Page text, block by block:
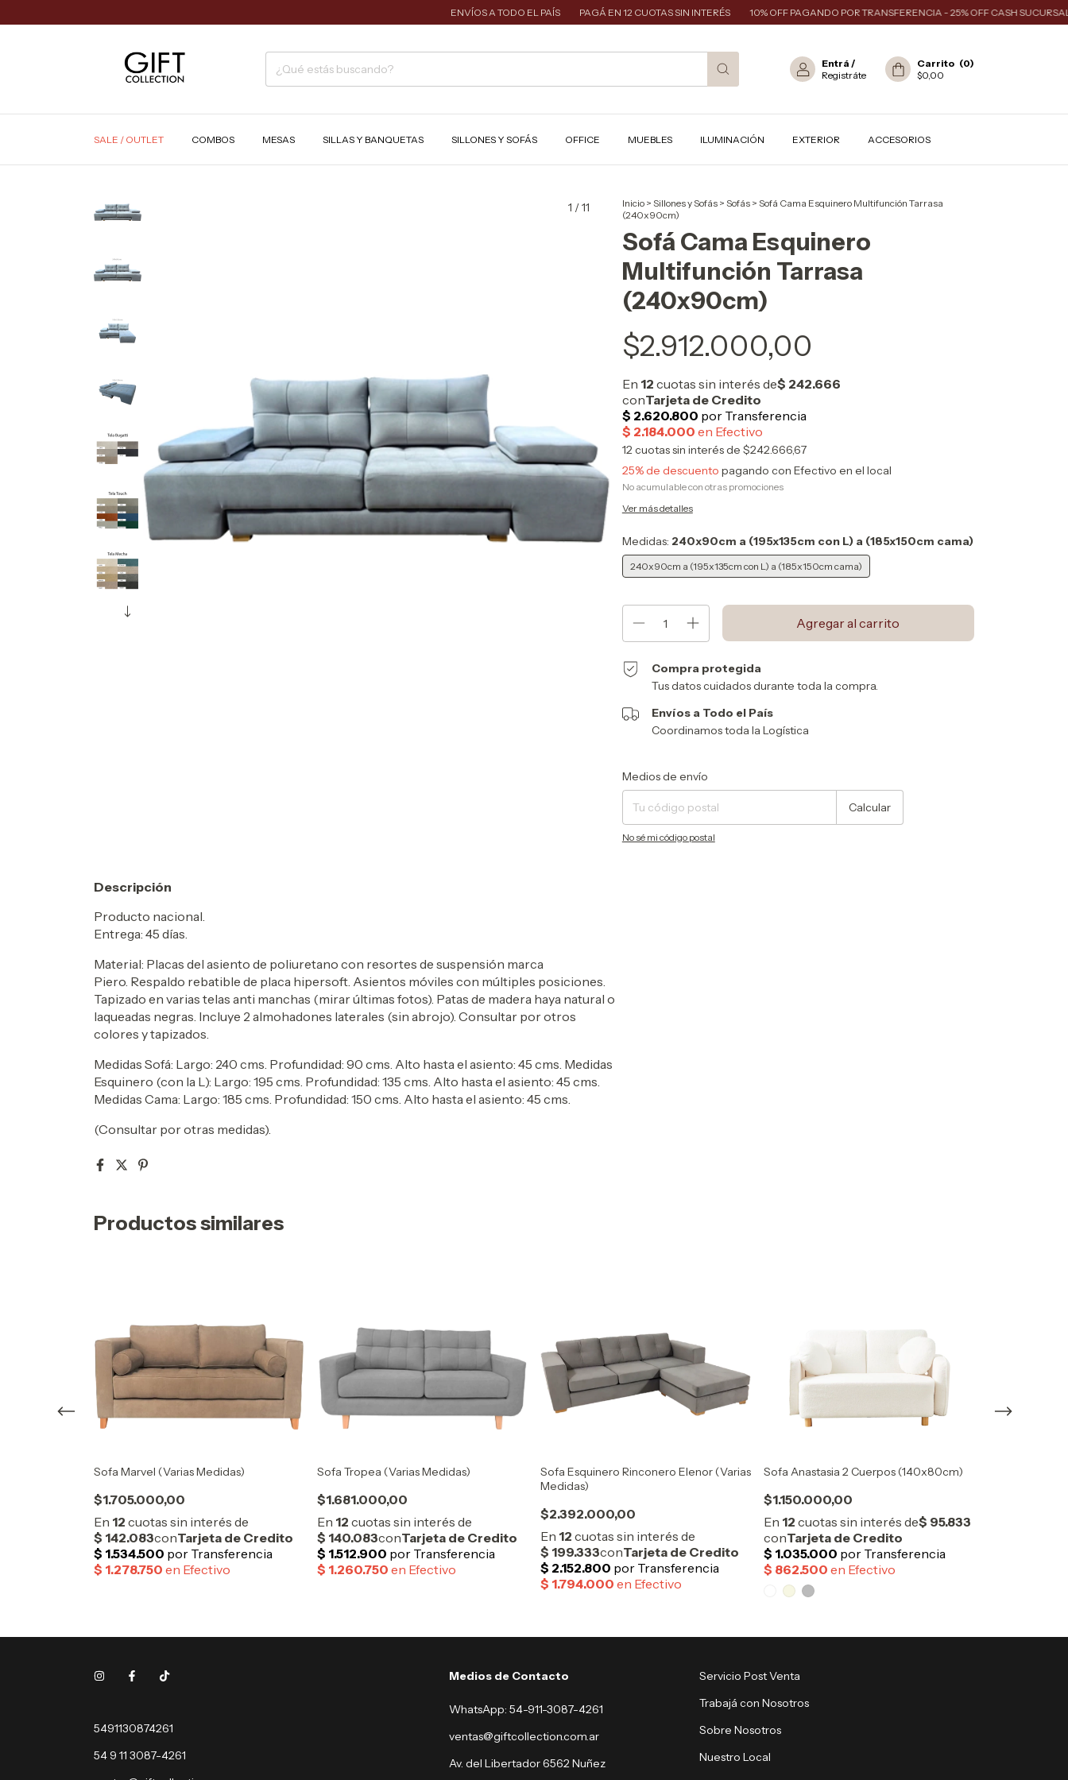
ENVÍOS A TODO EL PAÍS PAGÁ EN 12 CUOTAS SIN INTERÉS 10% OFF PAGANDO POR TRANSFERENCIA - 25% OFF CASH SUCURSAL
Entrá /
Registráte
Carrito (0)
$0,00
SALE / OUTLET COMBOS MESAS SILLAS Y BANQUETAS SILLONES Y SOFÁS OFFICE MUEBLES ILUMINACIÓN EXTERIOR ACCESORIOS
1 /11 Inicio > Sillones y Sofás > Sofás > Sofá Cama Esquinero Multifunción Tarrasa
(240x90cm)
Sofá Cama Esquinero
Multifunción Tarrasa
(240x90cm)
$2.912.000,00
12cuotas sin interés de $242.666,67
25% de descuento pagando con Efectivo en el local
No acumulable con otras promociones
Ver más detalles
Medidas: 240x90cm a (195x135cm con L) a (185x150cm cama)
240x90cm a (195x135cm con L) a (185x150cm cama)
Compra protegida
Tus datos cuidados durante toda la compra.
Envíos a Todo el País
Coordinamos toda la Logística
Entregas para el CP:
Medios de envío
Calcular
No sé mi código postal
Descripción
Producto nacional.
Entrega: 45 días.
Material: Placas del asiento de poliuretano con resortes de suspensión marca
Piero. Respaldo rebatible de placa hipersoft. Asientos móviles con múltiples posiciones.
Tapizado en varias telas anti manchas (mirar últimas fotos). Patas de madera haya natural o
laqueadas negras. Incluye 2 almohadones laterales (sin abrojo). Consultar por otros
colores y tapizados.
Medidas Sofá: Largo: 240 cms. Profundidad: 90 cms. Alto hasta el asiento: 45 cms. Medidas
Esquinero (con la L): Largo: 195 cms. Profundidad: 135 cms. Alto hasta el asiento: 45 cms.
Medidas Cama: Largo: 185 cms. Profundidad: 150 cms. Alto hasta el asiento: 45 cms.
(Consultar por otras medidas).
Productos similares
Sofa Marvel (Varias Medidas)
$1.705.000,00
Sofa Tropea (Varias Medidas)
$1.681.000,00
Sofa Esquinero Rinconero Elenor (Varias
Medidas)
$2.392.000,00
Sofa Anastasia 2 Cuerpos (140x80cm)
$1.150.000,00
5491130874261
54 9 11 3087-4261
Medios de Contacto
WhatsApp: 54-911-3087-4261
ventas@giftcollection.com.ar
Av. del Libertador 6562 Nuñez
Servicio Post Venta
Trabajá con Nosotros
Sobre Nosotros
Nuestro Local